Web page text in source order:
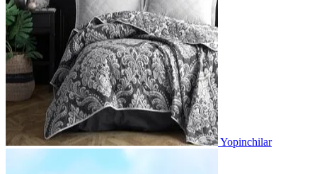
Yopinchilar